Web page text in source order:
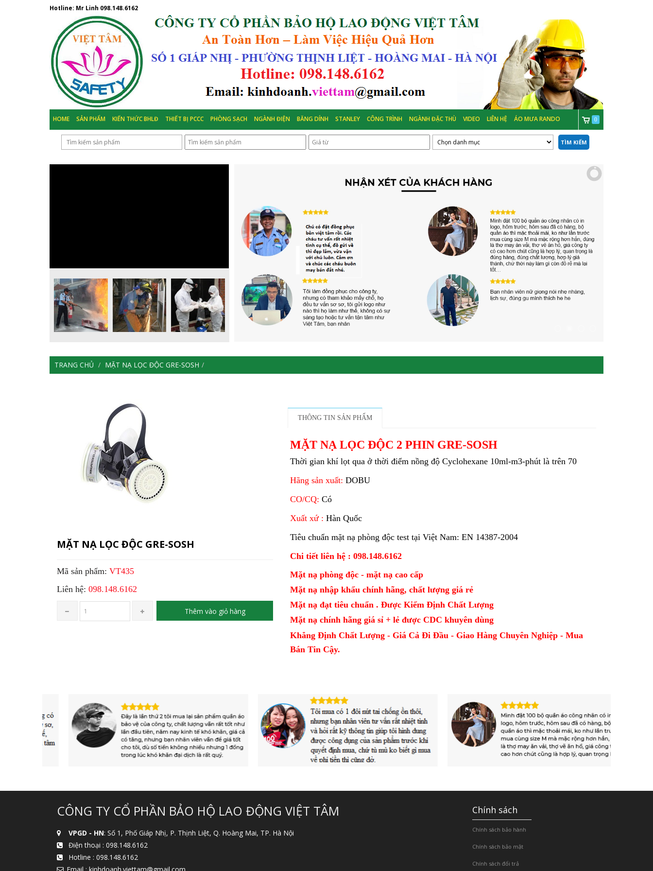
Hotline: Mr Linh 098.148.6162
HOME SẢN PHẨM KIẾN THỨC BHLĐ THIẾT BỊ PCCC PHÒNG SẠCH NGÀNH ĐIỆN BĂNG DÍNH STANLEY CÔNG TRÌNH NGÀNH ĐẶC THÙ VIDEO LIÊN HỆ ÁO MƯA RANDO 0
TÌM KIẾM
TRANG CHỦ MẶT NẠ LỌC ĐỘC GRE-SOSH
MẶT NẠ LỌC ĐỘC GRE-SOSH
Mã sản phẩm: VT435
Liên hệ: 098.148.6162
Thêm vào giỏ hàng
THÔNG TIN SẢN PHẨM
MẶT NẠ LỌC ĐỘC 2 PHIN GRE-SOSH
Thời gian khí lọt qua ở thời điểm nồng độ Cyclohexane 10ml-m3-phút là trên 70
Hãng sản xuất: DOBU
CO/CQ: Có
Xuất xứ : Hàn Quốc
Tiêu chuẩn mặt nạ phòng độc test tại Việt Nam: EN 14387-2004
Chi tiết liên hệ : 098.148.6162
Mặt nạ phòng độc - mặt nạ cao cấp
Mặt nạ nhập khẩu chính hãng, chất lượng giá rẻ
Mặt nạ đạt tiêu chuẩn . Được Kiểm Định Chất Lượng
Mặt nạ chính hãng giá sỉ + lẻ được CDC khuyên dùng
Khẳng Định Chất Lượng - Giá Cả Đi Đầu - Giao Hàng Chuyên Nghiệp - Mua
Bán Tin Cậy.
CÔNG TY CỔ PHẦN BẢO HỘ LAO ĐỘNG VIỆT TÂM
VPGD - HN: Số 1, Phố Giáp Nhị, P. Thịnh Liệt, Q. Hoàng Mai, TP. Hà Nội
Điện thoại : 098.148.6162
Hotline : 098.148.6162
Chính sách
Chính sách bảo hành
Chính sách bảo mật
Chính sách đổi trả